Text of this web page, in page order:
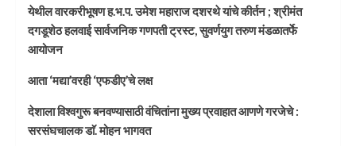
येथील वारकरीभूषण ह.भ.प. उमेश महाराज दशरथे यांचे कीर्तन ; श्रीमंत
दगडूशेठ हलवाई सार्वजनिक गणपती ट्रस्ट, सुवर्णयुग तरुण मंडळातर्फे
आयोजन
आता ‘मद्या’वरही ‘एफडीए’चे लक्ष
देशाला विश्वगुरू बनवण्यासाठी वंचितांना मुख्य प्रवाहात आणणे गरजेचे :
सरसंघचालक डाॅ. मोहन भागवत